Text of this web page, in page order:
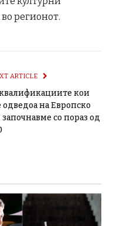
регионот.
ARTICLE
кои
одведоа на Европско
започнавме со пораз од